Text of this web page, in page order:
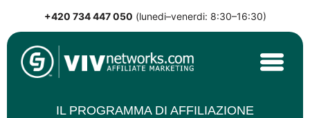
to
content
+420 734 447 050 (lunedi–venerdi: 8:30–16:30)
VIVnetworks.com
Nejvýkonnější affiliate síť v CEE
IL PROGRAMMA DI AFFILIAZIONE